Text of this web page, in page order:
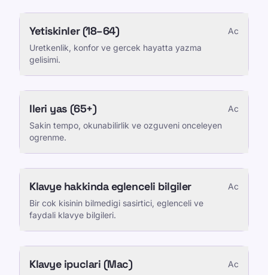
Yetiskinler (18–64)
Uretkenlik, konfor ve gercek hayatta yazma
gelisimi.
Ac
Ileri yas (65+)
Sakin tempo, okunabilirlik ve ozguveni onceleyen
ogrenme.
Ac
Klavye hakkinda eglenceli bilgiler
Bir cok kisinin bilmedigi sasirtici, eglenceli ve
faydali klavye bilgileri.
Ac
Klavye ipuclari (Mac) Ac